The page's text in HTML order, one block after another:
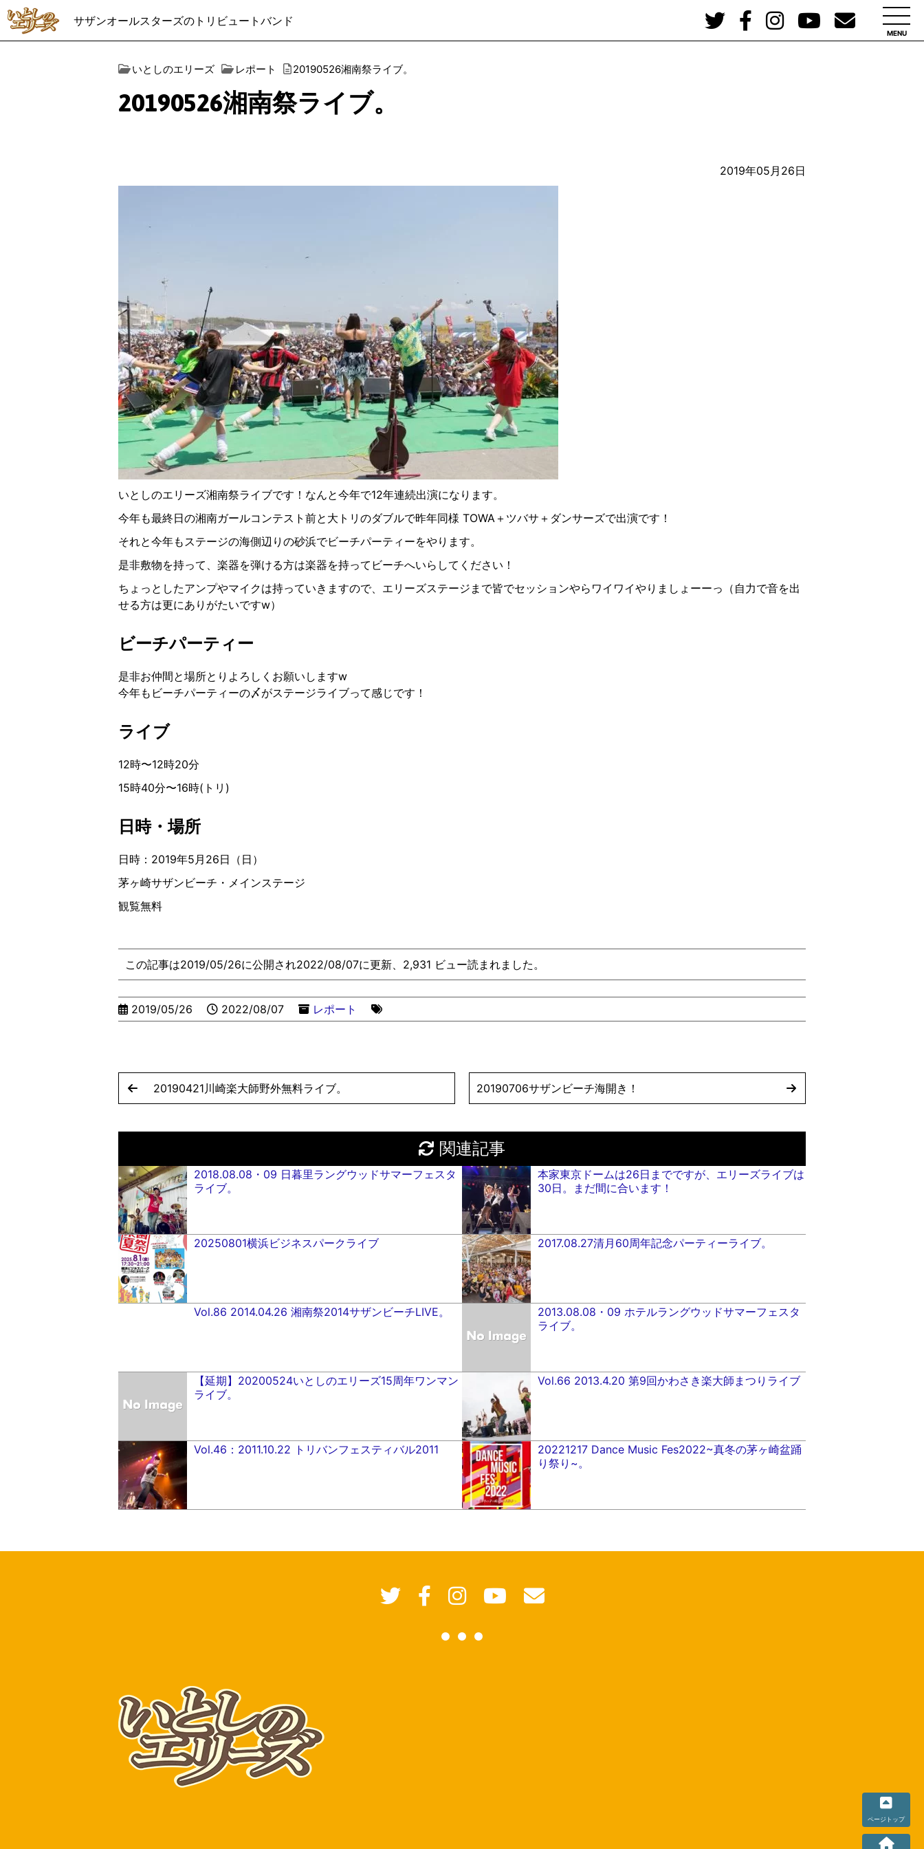
サザンオールスターズのトリビュートバンド
MENU
いとしのエリーズ レポート 20190526湘南祭ライブ。
20190526湘南祭ライブ。
2019年05月26日
いとしのエリーズ湘南祭ライブです！なんと今年で12年連続出演になります。
今年も最終日の湘南ガールコンテスト前と大トリのダブルで昨年同様 TOWA＋ツバサ＋ダンサーズで出演です！
それと今年もステージの海側辺りの砂浜でビーチパーティーをやります。
是非敷物を持って、楽器を弾ける方は楽器を持ってビーチへいらしてください！
ちょっとしたアンプやマイクは持っていきますので、エリーズステージまで皆でセッションやらワイワイやりましょーーっ（自力で音を出
せる方は更にありがたいですw）
ビーチパーティー
是非お仲間と場所とりよろしくお願いしますw
今年もビーチパーティーの〆がステージライブって感じです！
ライブ
12時〜12時20分
15時40分〜16時(トリ)
日時・場所
日時：2019年5月26日（日）
茅ヶ崎サザンビーチ・メインステージ
観覧無料
この記事は2019/05/26に公開され2022/08/07に更新、2,931 ビュー読まれました。
2019/05/26 2022/08/07 レポート
20190421川崎楽大師野外無料ライブ。 20190706サザンビーチ海開き！
関連記事
2018.08.08・09 日暮里ラングウッドサマーフェスタ
ライブ。
本家東京ドームは26日までですが、エリーズライブは
30日。まだ間に合います！
20250801横浜ビジネスパークライブ 2017.08.27清月60周年記念パーティーライブ。
Vol.86 2014.04.26 湘南祭2014サザンビーチLIVE。
2013.08.08・09 ホテルラングウッドサマーフェスタ
ライブ。
【延期】20200524いとしのエリーズ15周年ワンマン
ライブ。
Vol.66 2013.4.20 第9回かわさき楽大師まつりライブ
Vol.46：2011.10.22 トリバンフェスティバル2011
20221217 Dance Music Fes2022~真冬の茅ヶ崎盆踊
り祭り~。